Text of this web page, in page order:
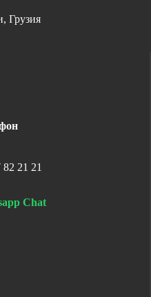
Грузия
21 21
Chat